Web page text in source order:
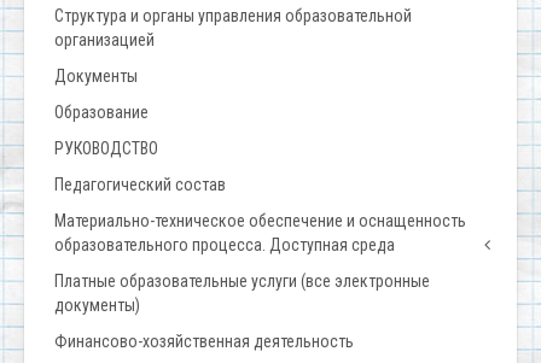
Структура и органы управления образовательной
организацией
Документы
Образование
РУКОВОДСТВО
Педагогический состав
Материально-техническое обеспечение и оснащенность
образовательного процесса. Доступная среда
Платные образовательные услуги (все электронные
документы)
Финансово-хозяйственная деятельность